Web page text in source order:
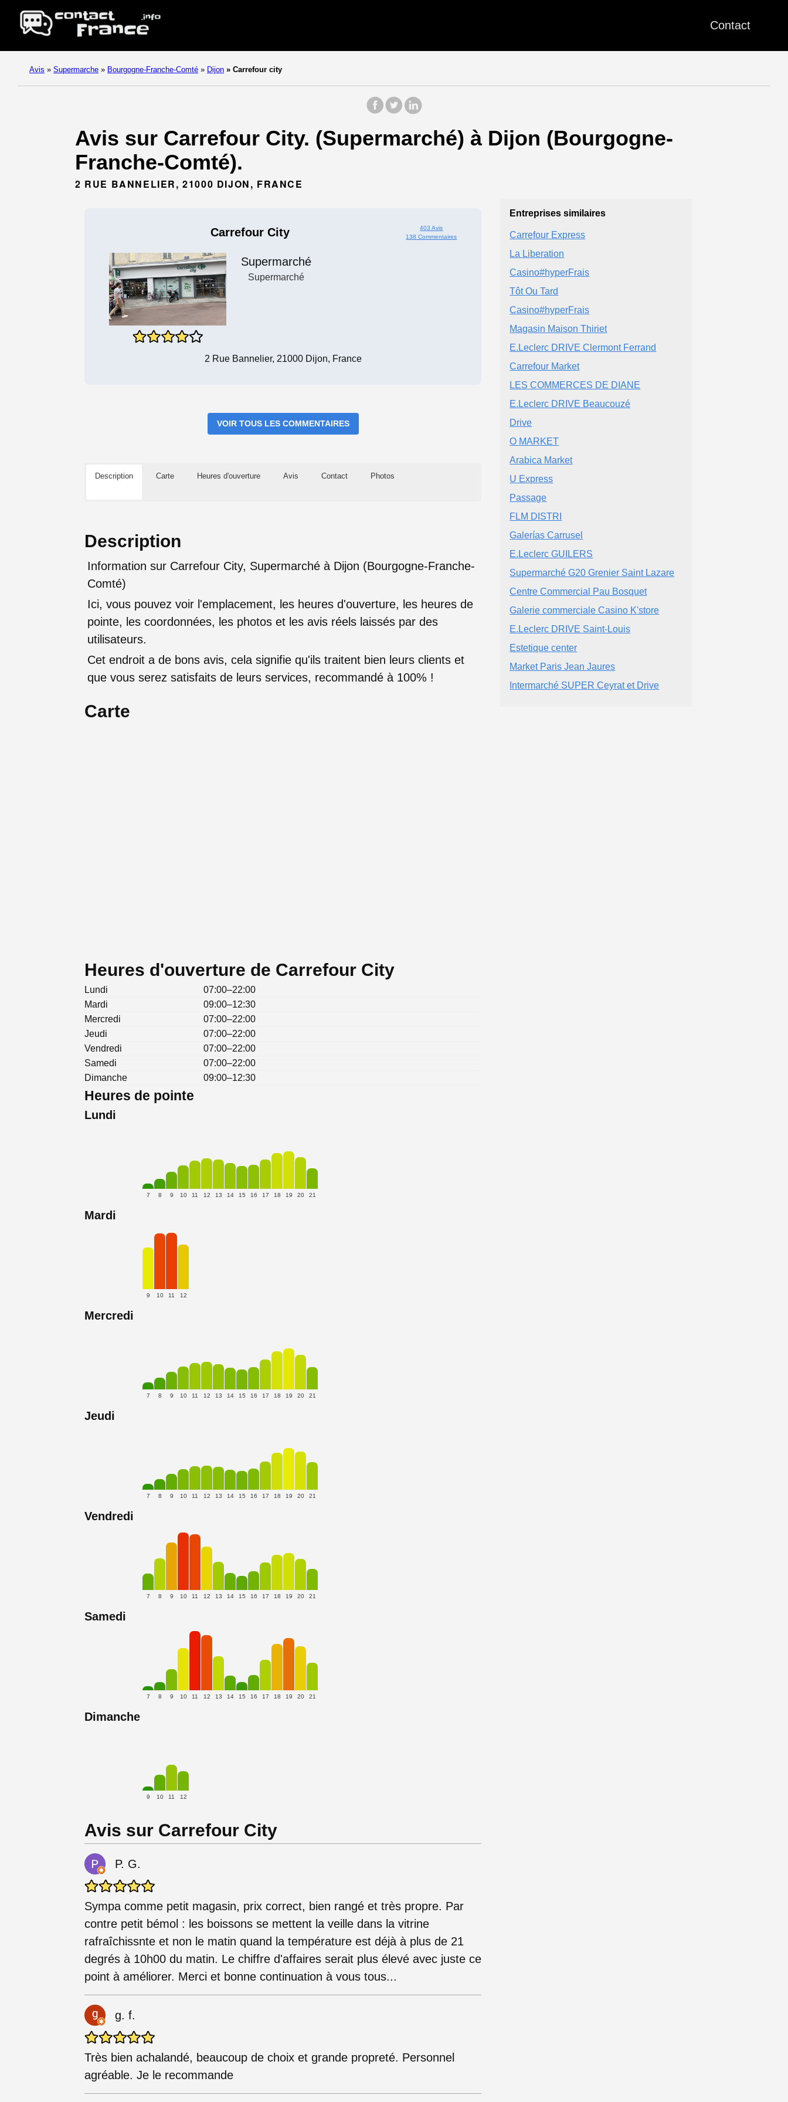
Contact
Avis » Supermarche » Bourgogne-Franche-Comté » Dijon » Carrefour city
Avis sur Carrefour City. (Supermarché) à Dijon (Bourgogne-
Franche-Comté).
2 RUE BANNELIER, 21000 DIJON, FRANCE
Carrefour City
403 Avis
138 Commentaires
Supermarché
Supermarché
2 Rue Bannelier, 21000 Dijon, France
VOIR TOUS LES COMMENTAIRES
Description Carte Heures d'ouverture Avis Contact Photos
Description
Information sur Carrefour City, Supermarché à Dijon (Bourgogne-Franche-
Comté)
Ici, vous pouvez voir l'emplacement, les heures d'ouverture, les heures de
pointe, les coordonnées, les photos et les avis réels laissés par des
utilisateurs.
Cet endroit a de bons avis, cela signifie qu'ils traitent bien leurs clients et
que vous serez satisfaits de leurs services, recommandé à 100% !
Carte
Heures d'ouverture de Carrefour City
Lundi
07:00–22:00
Mardi
09:00–12:30
Mercredi
07:00–22:00
Jeudi
07:00–22:00
Vendredi
07:00–22:00
Samedi
07:00–22:00
Dimanche
09:00–12:30
Heures de pointe
Lundi
7 8 9 10 11 12 13 14 15 16 17 18 19 20 21
Mardi
9 10 11 12
Mercredi
7 8 9 10 11 12 13 14 15 16 17 18 19 20 21
Jeudi
7 8 9 10 11 12 13 14 15 16 17 18 19 20 21
Vendredi
7 8 9 10 11 12 13 14 15 16 17 18 19 20 21
Samedi
7 8 9 10 11 12 13 14 15 16 17 18 19 20 21
Dimanche
9 10 11 12
Avis sur Carrefour City
P. G.
Sympa comme petit magasin, prix correct, bien rangé et très propre. Par
contre petit bémol : les boissons se mettent la veille dans la vitrine
rafraîchissnte et non le matin quand la température est déjà à plus de 21
degrés à 10h00 du matin. Le chiffre d'affaires serait plus élevé avec juste ce
point à améliorer. Merci et bonne continuation à vous tous...
g. f.
Très bien achalandé, beaucoup de choix et grande propreté. Personnel
agréable. Je le recommande
Entreprises similaires
Carrefour Express
La Liberation
Casino#hyperFrais
Tôt Ou Tard
Casino#hyperFrais
Magasin Maison Thiriet
E.Leclerc DRIVE Clermont Ferrand
Carrefour Market
LES COMMERCES DE DIANE
E.Leclerc DRIVE Beaucouzé
Drive
O MARKET
Arabica Market
U Express
Passage
FLM DISTRI
Galerías Carrusel
E.Leclerc GUILERS
Supermarché G20 Grenier Saint Lazare
Centre Commercial Pau Bosquet
Galerie commerciale Casino K'store
E.Leclerc DRIVE Saint-Louis
Estetique center
Market Paris Jean Jaures
Intermarché SUPER Ceyrat et Drive